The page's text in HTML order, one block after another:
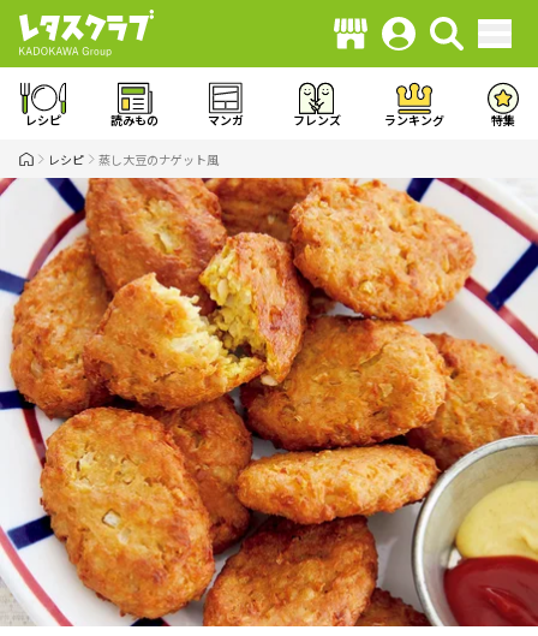
レシピ 読みもの マンガ フレンズ ランキング 特集
レシピ 蒸し大豆のナゲット風